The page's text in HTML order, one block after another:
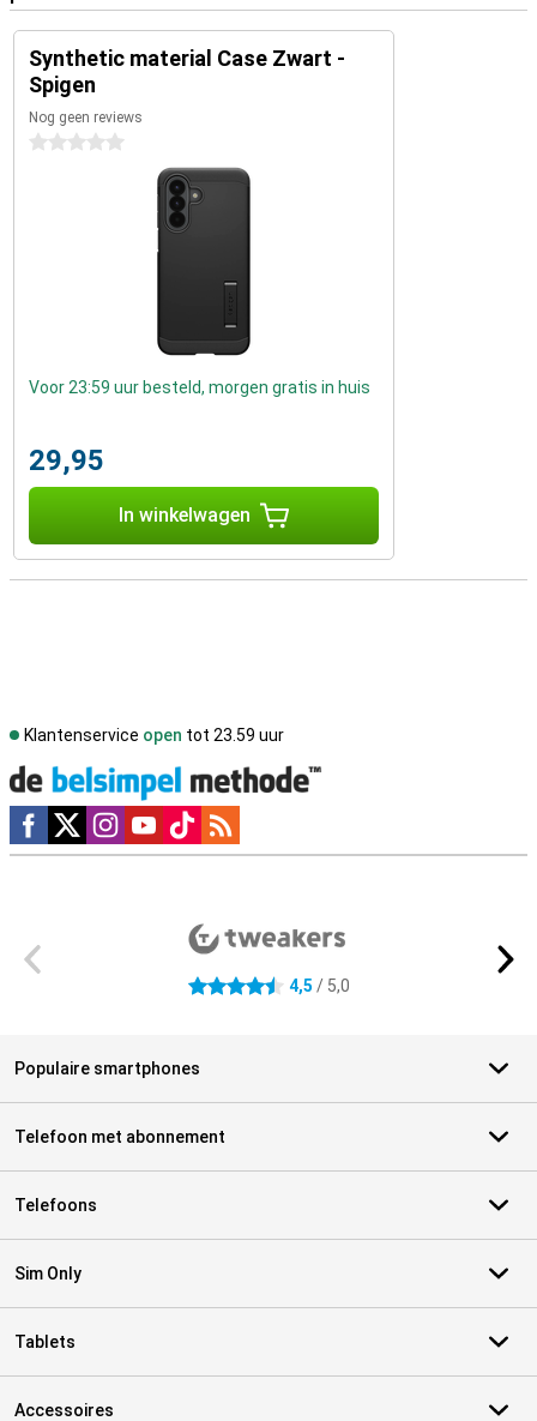
Synthetic material Case Zwart -
Spigen
Nog geen reviews
0 sterren
Voor 23:59 uur besteld, morgen gratis in huis
29,95
In winkelwagen
Klantenservice open tot 23.59 uur
Social media
4.5 sterren 4,5 / 5,0
Populaire smartphones
Telefoon met abonnement
Telefoons
Sim Only
Tablets
Accessoires